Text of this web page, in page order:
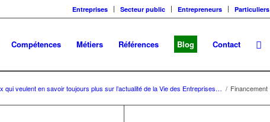
Entreprises Secteur public Entrepreneurs Particuliers
Compétences Métiers Références Blog Contact
qui veulent en savoir toujours plus sur l’actualité de la Vie des Entreprises… / Financement